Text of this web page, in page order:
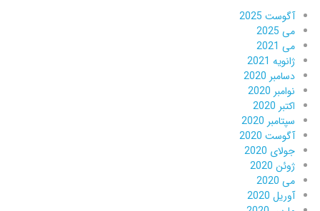
آگوست 2025
می 2025
می 2021
ژانویه 2021
دسامبر 2020
نوامبر 2020
اکتبر 2020
سپتامبر 2020
آگوست 2020
جولای 2020
ژوئن 2020
می 2020
آوریل 2020